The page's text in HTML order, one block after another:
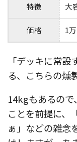
特徴 大
価格 1
「デッキに常
る、こちらの燻
14kgもあるので
ことを前提に、
ぁ」などの雑念